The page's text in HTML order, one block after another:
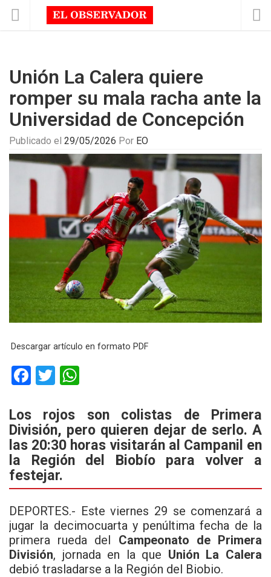
Unión La Calera quiere
romper su mala racha ante la
Universidad de Concepción
Publicado el 29/05/2026 Por EO
Descargar artículo en formato PDF
F
ce
b
o
o
k
T
tt
er
at
s
A
p
p
Los rojos son colistas de Primera
División, pero quieren dejar de serlo. A
las 20:30 horas visitarán al Campanil en
la Región del Biobío para volver a
festejar.
DEPORTES.- Este viernes 29 se comenzará a
jugar la decimocuarta y penúltima fecha de la
primera rueda del Campeonato de Primera
División, jornada en la que Unión La Calera
debió trasladarse a la Región del Biobio.